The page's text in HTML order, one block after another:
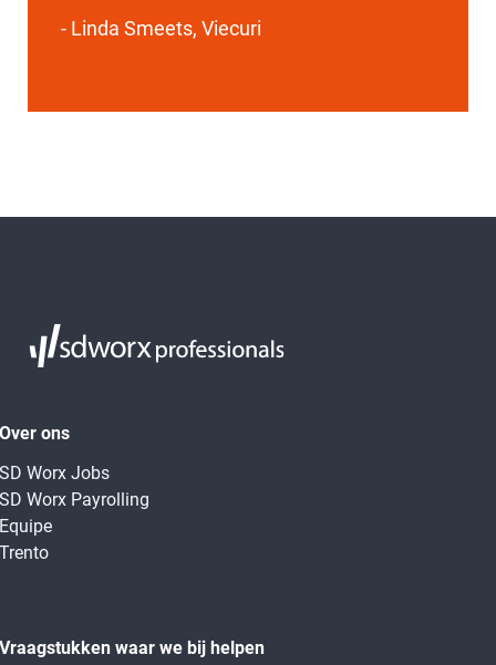
- Linda Smeets, Viecuri
Over ons
SD Worx Jobs
SD Worx Payrolling
Equipe
Trento
Vraagstukken waar we bij helpen